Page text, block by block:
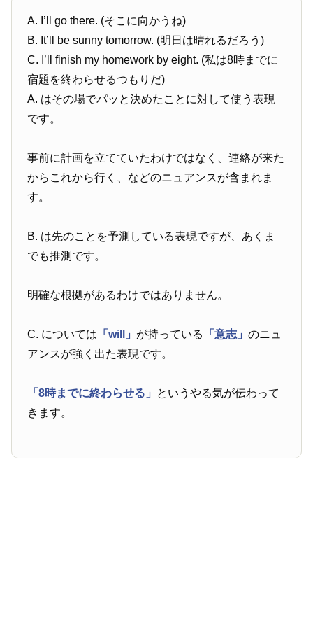
A. I’ll go there. (そこに向かうね)
B. It’ll be sunny tomorrow. (明日は晴れるだろう)
C. I’ll finish my homework by eight. (私は8時までに
宿題を終わらせるつもりだ)
A. はその場でパッと決めたことに対して使う表現
です。
事前に計画を立てていたわけではなく、連絡が来た
からこれから行く、などのニュアンスが含まれま
す。
B. は先のことを予測している表現ですが、あくま
でも推測です。
明確な根拠があるわけではありません。
C. については 「will」 が持っている 「意志」のニュ
アンスが強く出た表現です。
「8時までに終わらせる」 というやる気が伝わって
きます。